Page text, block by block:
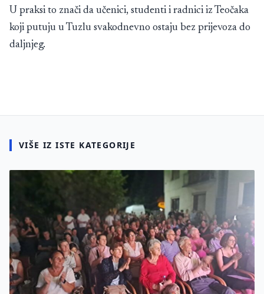
U praksi to znači da učenici, studenti i radnici iz Teočaka
koji putuju u Tuzlu svakodnevno ostaju bez prijevoza do
daljnjeg.
VIŠE IZ ISTE KATEGORIJE